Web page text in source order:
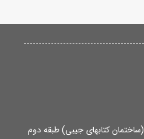
آدرس: تهران، میدان انقلاب، بین خ 12 فروردین و منیریه جاوید پلاک 13/30 (ساختمان کتابهای جیبی) طبقه دوم